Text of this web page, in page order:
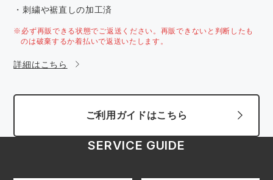
・刺繍や裾直しの加工済
※必ず再販できる状態でご返送ください。再販できないと判断したも
のは破棄するか着払いで返送いたします。
詳細はこちら
ご利用ガイドはこちら
SERVICE GUIDE